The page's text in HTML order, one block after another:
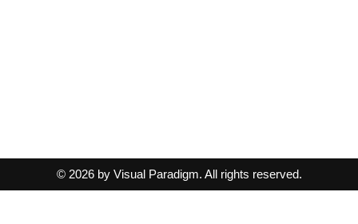
© 2026 by Visual Paradigm. All rights reserved.